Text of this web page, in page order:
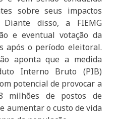
sobre seus impactos
Diante disso, a FIEMG
e eventual votação da
após o período eleitoral.
aponta que a medida
Interno Bruto (PIB)
potencial de provocar a
milhões de postos de
aumentar o custo de vida